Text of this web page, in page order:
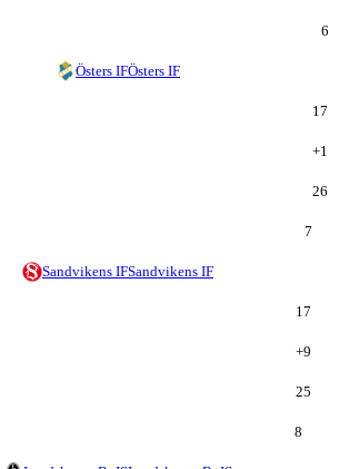
6
Östers IFÖsters IF
17
+1
26
7
Sandvikens IFSandvikens IF
17
+9
25
8